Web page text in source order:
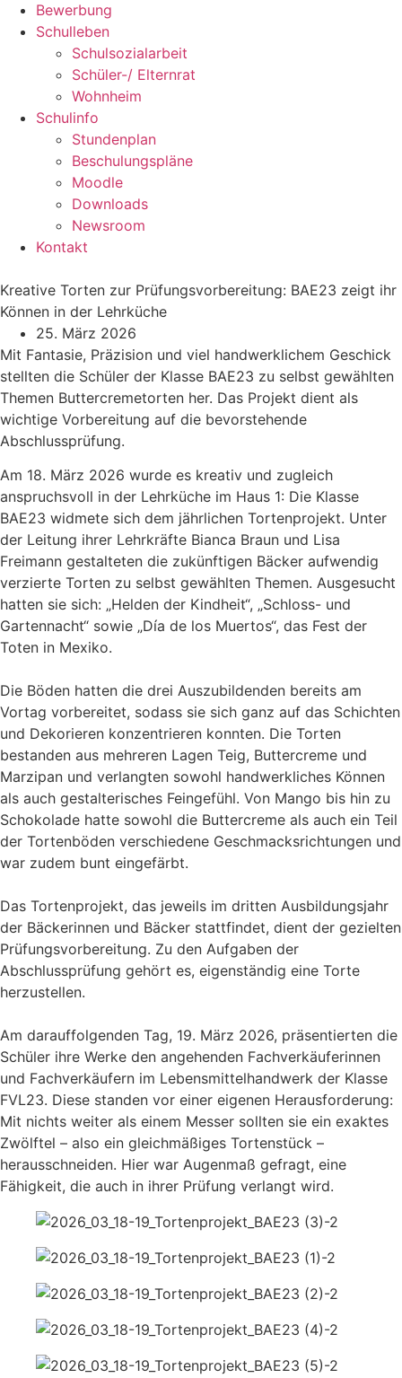
Bewerbung
Schulleben
Schulsozialarbeit
Schüler-/ Elternrat
Wohnheim
Schulinfo
Stundenplan
Beschulungspläne
Moodle
Downloads
Newsroom
Kontakt
Kreative Torten zur Prüfungsvorbereitung: BAE23 zeigt ihr
Können in der Lehrküche
25. März 2026
Mit Fantasie, Präzision und viel handwerklichem Geschick
stellten die Schüler der Klasse BAE23 zu selbst gewählten
Themen Buttercremetorten her. Das Projekt dient als
wichtige Vorbereitung auf die bevorstehende
Abschlussprüfung.
Am 18. März 2026 wurde es kreativ und zugleich
anspruchsvoll in der Lehrküche im Haus 1: Die Klasse
BAE23 widmete sich dem jährlichen Tortenprojekt. Unter
der Leitung ihrer Lehrkräfte Bianca Braun und Lisa
Freimann gestalteten die zukünftigen Bäcker aufwendig
verzierte Torten zu selbst gewählten Themen. Ausgesucht
hatten sie sich: „Helden der Kindheit“, „Schloss- und
Gartennacht“ sowie „Día de los Muertos“, das Fest der
Toten in Mexiko.
Die Böden hatten die drei Auszubildenden bereits am
Vortag vorbereitet, sodass sie sich ganz auf das Schichten
und Dekorieren konzentrieren konnten. Die Torten
bestanden aus mehreren Lagen Teig, Buttercreme und
Marzipan und verlangten sowohl handwerkliches Können
als auch gestalterisches Feingefühl. Von Mango bis hin zu
Schokolade hatte sowohl die Buttercreme als auch ein Teil
der Tortenböden verschiedene Geschmacksrichtungen und
war zudem bunt eingefärbt.
Das Tortenprojekt, das jeweils im dritten Ausbildungsjahr
der Bäckerinnen und Bäcker stattfindet, dient der gezielten
Prüfungsvorbereitung. Zu den Aufgaben der
Abschlussprüfung gehört es, eigenständig eine Torte
herzustellen.
Am darauffolgenden Tag, 19. März 2026, präsentierten die
Schüler ihre Werke den angehenden Fachverkäuferinnen
und Fachverkäufern im Lebensmittelhandwerk der Klasse
FVL23. Diese standen vor einer eigenen Herausforderung:
Mit nichts weiter als einem Messer sollten sie ein exaktes
Zwölftel – also ein gleichmäßiges Tortenstück –
herausschneiden. Hier war Augenmaß gefragt, eine
Fähigkeit, die auch in ihrer Prüfung verlangt wird.